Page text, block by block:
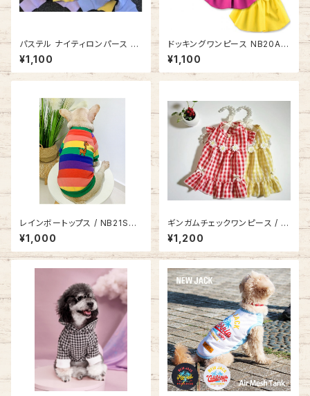
パステル ナイティロンパース N
B20AW52011
¥1,100
ドッキングワンピース NB20AW
1404010
¥1,100
レインボートップス / NB21SS8
998050
¥1,000
ギンガムチェックワンピース / N
B21SS8556997
¥1,200